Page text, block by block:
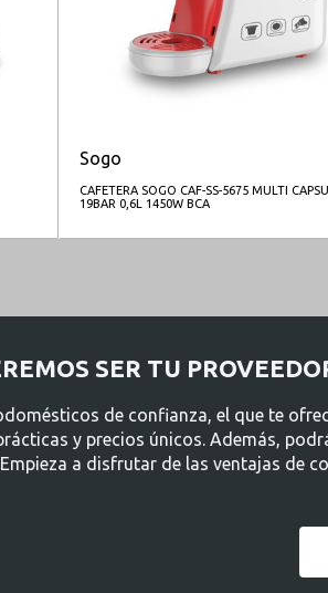
Sogo
CAFETERA SOGO CAF-SS-5675 MULTI
19BAR 0,6L 1450W BCA
SER TU
de confianza, el que te
y precios únicos. Además,
a disfrutar de las ventajas